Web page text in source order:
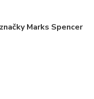
Marks Spencer